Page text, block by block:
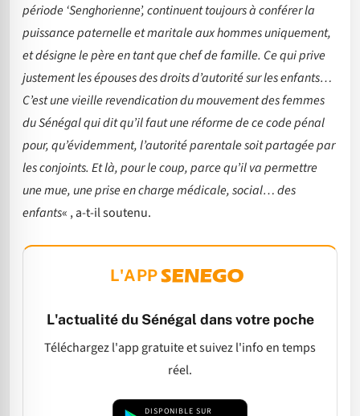
période ‘Senghorienne’, continuent toujours à conférer la
puissance paternelle et maritale aux hommes uniquement,
et désigne le père en tant que chef de famille. Ce qui prive
justement les épouses des droits d’autorité sur les enfants…
C’est une vieille revendication du mouvement des femmes
du Sénégal qui dit qu’il faut une réforme de ce code pénal
pour, qu’évidemment, l’autorité parentale soit partagée par
les conjoints. Et là, pour le coup, parce qu’il va permettre
une mue, une prise en charge médicale, social… des
enfants« , a-t-il soutenu.
L'APP
L'actualité du Sénégal dans votre poche
Téléchargez l'app gratuite et suivez l'info en temps
réel.
DISPONIBLE SUR